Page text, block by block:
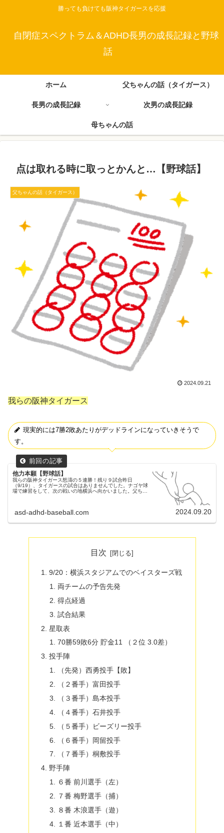
勝っても負けても阪神タイガースを応援
自閉症スペクトラム＆ADHD長男の成長記録と野球
話
ホーム 父ちゃんの話（タイガース）
長男の成長記録 次男の成長記録
母ちゃんの話
点は取れる時に取っとかんと…【野球話】
父ちゃんの話（タイガース）
2024.09.21
我らの阪神タイガース
現実的には7勝2敗あたりがデッドラインになっていきそうで
す。
他力本願【野球話】
我らの阪神タイガース怒濤の５連勝！残り９試合昨日
（9/19）、タイガースの試合はありませんでした。ナゴヤ球
場で練習をして、次の戦いの地横浜へ向かいました。父ちゃ
asd-adhd-baseball.com 2024.09.20
目次
9/20：横浜スタジアムでのベイスターズ戦
両チームの予告先発
得点経過
試合結果
星取表
70勝59敗6分 貯金11 （２位 3.0差）
投手陣
（先発）西勇投手【敗】
（２番手）富田投手
（３番手）島本投手
（４番手）石井投手
（５番手）ビーズリー投手
（６番手）岡留投手
（７番手）桐敷投手
野手陣
６番 前川選手（左）
７番 梅野選手（捕）
８番 木浪選手（遊）
１番 近本選手（中）